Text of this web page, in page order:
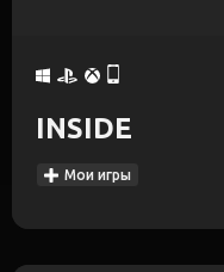
INSIDE
Мои игры